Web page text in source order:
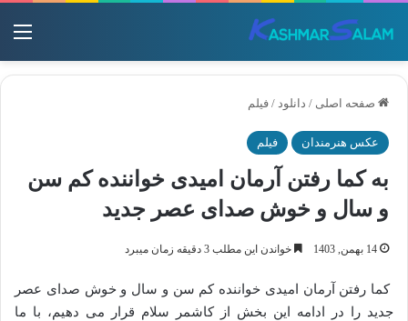
صفحه اصلی / دانلود / فیلم
عکس هنرمندان فیلم
به کما رفتن آرمان امیدی خواننده کم سن
و سال و خوش صدای عصر جدید
14 بهمن, 1403 خواندن این مطلب 3 دقیقه زمان میبرد
کما رفتن آرمان امیدی خواننده کم سن و سال و خوش صدای عصر
جدید را در ادامه این بخش از کاشمر سلام قرار می دهیم، با ما